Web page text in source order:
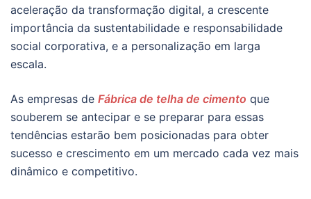
aceleração da transformação digital, a crescente
importância da sustentabilidade e responsabilidade
social corporativa, e a personalização em larga
escala.
As empresas de Fábrica de telha de cimento que
souberem se antecipar e se preparar para essas
tendências estarão bem posicionadas para obter
sucesso e crescimento em um mercado cada vez mais
dinâmico e competitivo.